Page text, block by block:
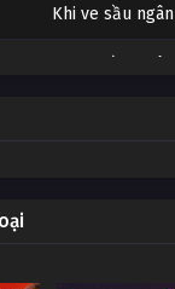
Khi ve sầu